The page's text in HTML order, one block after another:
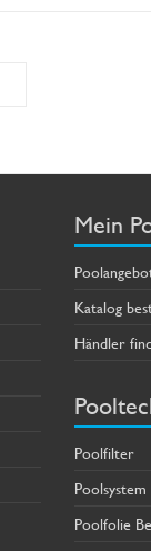
Mein
Katalog
Händler
Poolfilter
Poolsystem
Poolfolie